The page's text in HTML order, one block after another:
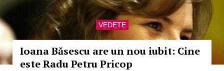
VEDETE
Ioana Băsescu are un nou iubit: Cine
este Radu Petru Pricop